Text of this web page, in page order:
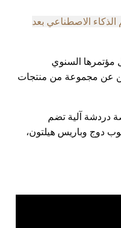
الاصطناعي بعد
مؤتمرها السنوي
عن مجموعة من منتجات
دردشة آلية تضم
دوج وباريس هيلتون،